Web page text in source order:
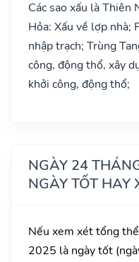
Các sao xấu là Thiên
Hỏa: Xấu về lợp nhà;
nhập trạch; Trùng
công, động thổ, xây
khởi công, động thổ;
NGÀY 24
NGÀY TỐT HAY
Nếu xem xét tổng
2025 là ngày tốt